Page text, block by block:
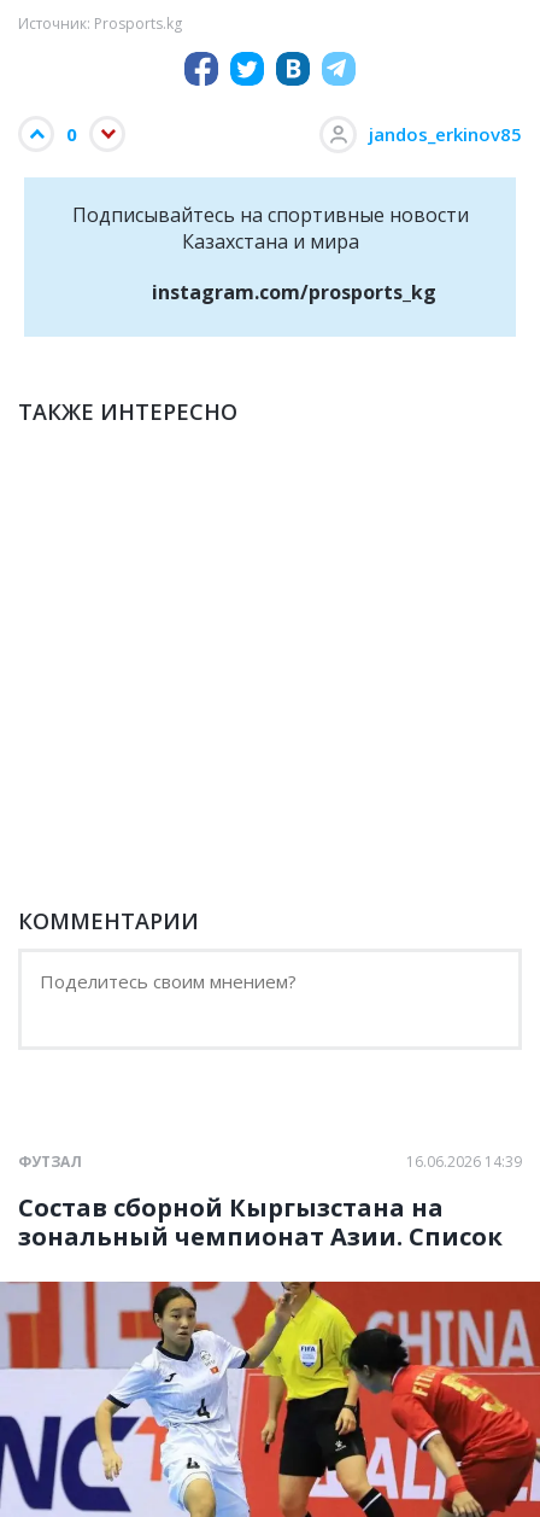
Источник: Prosports.kg
0 jandos_erkinov85
Подписывайтесь на cпортивные новости
Казахстана и мира
instagram.com/prosports_kg
ТАКЖЕ ИНТЕРЕСНО
КОММЕНТАРИИ
ФУТЗАЛ 16.06.2026 14:39
Состав сборной Кыргызстана на
зональный чемпионат Азии. Список